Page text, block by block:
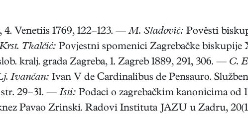
Venetiis 1769, 122–123. —M. Sladović: Pověsti
Tkalčić: Povjestni spomenici Zagrebačke biskupije
kralj. grada Zagreba, 1. Zagreb 1889, 291, 306. — C.
Ivančan: Ivan V de Cardinalibus de Pensauro.
str. 29–31. — Isti: Podaci o zagrebačkim kanonicima od
Pavao Zrinski. Radovi Instituta JAZU u Zadru,